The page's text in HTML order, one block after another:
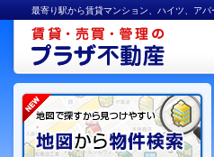
最寄り駅から賃貸マンション、ハイツ、ア